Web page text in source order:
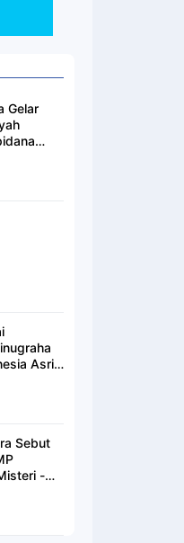
Gelar
Asri
Sebut
-